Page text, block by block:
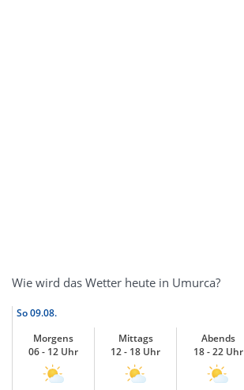
Wie wird das Wetter heute in Umurca?
So09.08.
Morgens
06 - 12 Uhr
Mittags
12 - 18 Uhr
Abends
18 - 22 Uhr